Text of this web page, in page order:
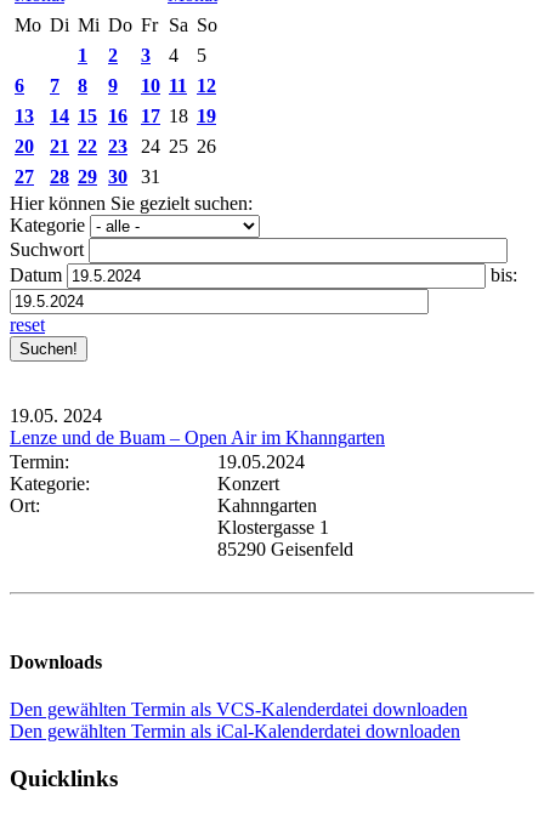
Mo Di Mi Do Fr Sa So
1
2 3 4
5
6
7 8 9 10 11
12
13
14 15 16 17 18 19
20
21 22 23 24 25 26
27
28 29 30
31
Hier können Sie gezielt suchen:
Kategorie
Suchwort
Datum
bis:
reset
19.05. 2024
Lenze und de Buam – Open Air im Khanngarten
Termin:
19.05.2024
Kategorie:
Konzert
Ort:
Kahnngarten
Klostergasse 1
85290 Geisenfeld
Downloads
Den gewählten Termin als VCS-Kalenderdatei downloaden
Den gewählten Termin als iCal-Kalenderdatei downloaden
Quicklinks